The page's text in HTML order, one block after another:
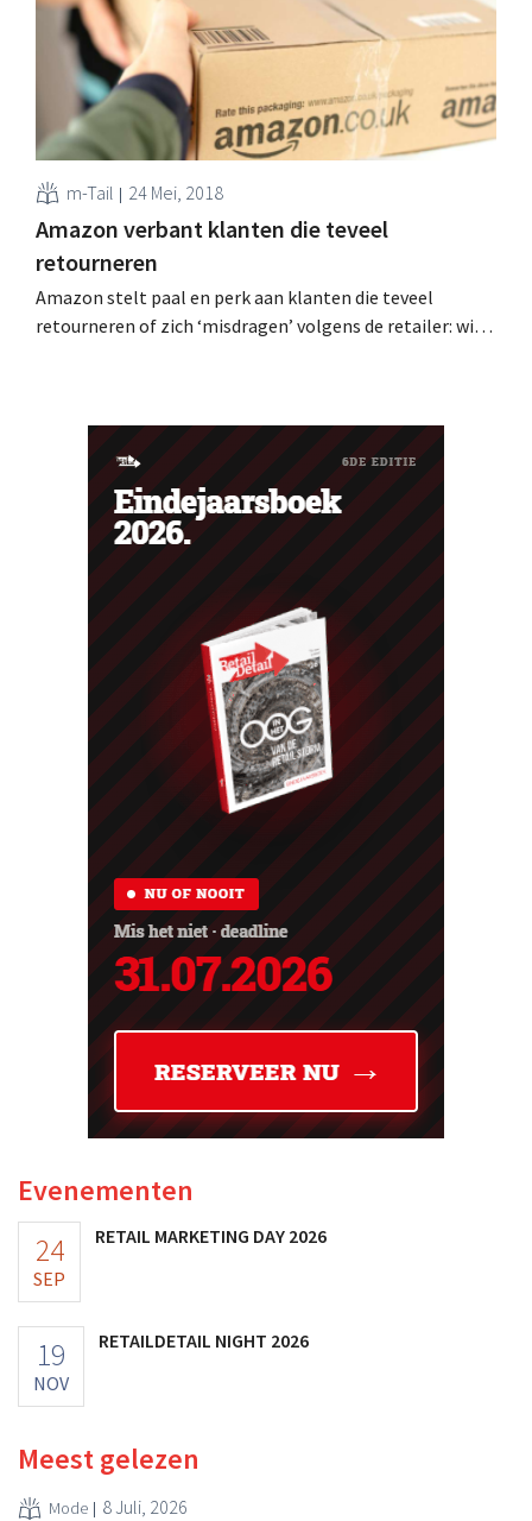
tweedehandskledingplatform richt zich specifiek tot al
wie high-end designerkleding wil kopen en verkopen.
Sinds de oprichting in 2013...
m-Tail 24 Mei, 2018
Amazon verbant klanten die teveel
retourneren
Amazon stelt paal en perk aan klanten die teveel
retourneren of zich ‘misdragen’ volgens de retailer: wie
loopt het...
Evenementen
24
SEP
RETAIL MARKETING DAY 2026
19
NOV
RETAILDETAIL NIGHT 2026
Meest gelezen
Mode 8 Juli, 2026